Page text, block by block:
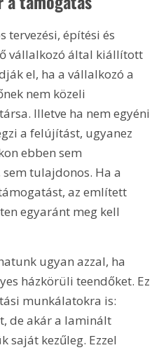
tervezési, építési és
vállalkozó által kiállított
el, ha a vállalkozó a
nem közeli
Illetve ha nem egyéni
a felújítást, ugyanez
ebben sem
tulajdonos. Ha a
az említett
egyaránt meg kell
ugyan azzal, ha
házkörüli teendőket. Ez
munkálatokra is:
de akár a laminált
saját kezűleg. Ezzel